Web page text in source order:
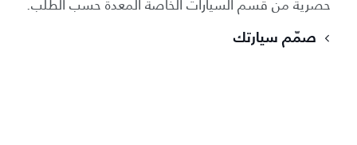
حصرية من قسم السيارات الخاصة المعدة حسب الطلب.
صمّم سيارتك